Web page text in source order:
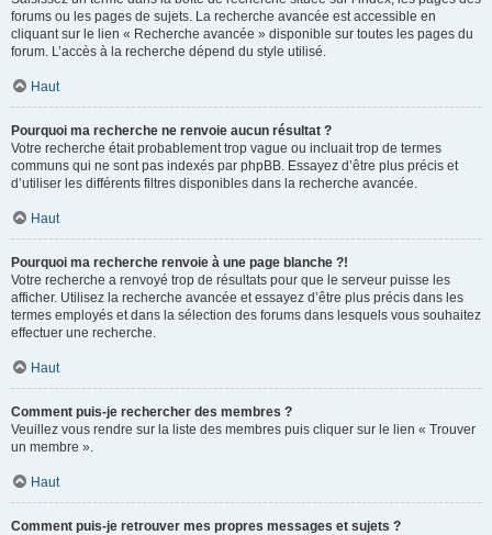
forums ou les pages de sujets. La recherche avancée est accessible en
cliquant sur le lien « Recherche avancée » disponible sur toutes les pages du
forum. L’accès à la recherche dépend du style utilisé.
Haut
Pourquoi ma recherche ne renvoie aucun résultat ?
Votre recherche était probablement trop vague ou incluait trop de termes
communs qui ne sont pas indexés par phpBB. Essayez d’être plus précis et
d’utiliser les différents filtres disponibles dans la recherche avancée.
Haut
Pourquoi ma recherche renvoie à une page blanche ?!
Votre recherche a renvoyé trop de résultats pour que le serveur puisse les
afficher. Utilisez la recherche avancée et essayez d’être plus précis dans les
termes employés et dans la sélection des forums dans lesquels vous souhaitez
effectuer une recherche.
Haut
Comment puis-je rechercher des membres ?
Veuillez vous rendre sur la liste des membres puis cliquer sur le lien « Trouver
un membre ».
Haut
Comment puis-je retrouver mes propres messages et sujets ?